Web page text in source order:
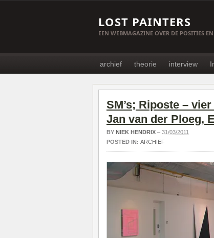
LOST PAINTERS
EEN WEBMAGAZINE OVER DE POSITIES
archief theorie interview
SM’s; Riposte –
Jan van der Ploeg,
BY NIEK HENDRIX – 31/03/2011
POSTED IN: ARCHIEF